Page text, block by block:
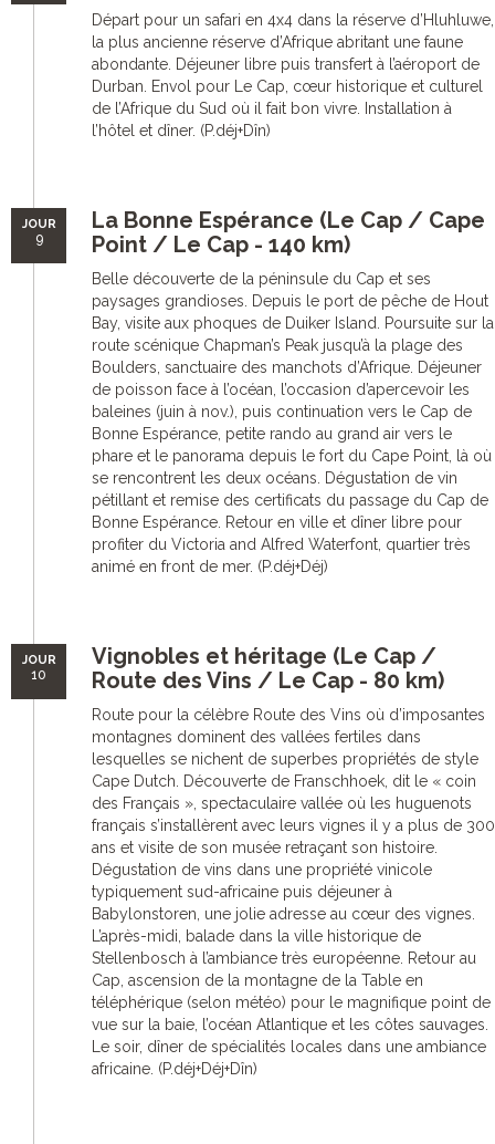
Départ pour un safari en 4x4 dans la réserve d’Hluhluwe,
la plus ancienne réserve d’Afrique abritant une faune
abondante. Déjeuner libre puis transfert à l’aéroport de
Durban. Envol pour Le Cap, cœur historique et culturel
de l’Afrique du Sud où il fait bon vivre. Installation à
l’hôtel et dîner. (P.déj+Dîn)
JOUR
9
La Bonne Espérance (Le Cap / Cape
Point / Le Cap - 140 km)
Belle découverte de la péninsule du Cap et ses
paysages grandioses. Depuis le port de pêche de Hout
Bay, visite aux phoques de Duiker Island. Poursuite sur la
route scénique Chapman’s Peak jusqu’à la plage des
Boulders, sanctuaire des manchots d’Afrique. Déjeuner
de poisson face à l’océan, l’occasion d’apercevoir les
baleines (juin à nov.), puis continuation vers le Cap de
Bonne Espérance, petite rando au grand air vers le
phare et le panorama depuis le fort du Cape Point, là où
se rencontrent les deux océans. Dégustation de vin
pétillant et remise des certificats du passage du Cap de
Bonne Espérance. Retour en ville et dîner libre pour
profiter du Victoria and Alfred Waterfont, quartier très
animé en front de mer. (P.déj+Déj)
JOUR
10
Vignobles et héritage (Le Cap /
Route des Vins / Le Cap - 80 km)
Route pour la célèbre Route des Vins où d’imposantes
montagnes dominent des vallées fertiles dans
lesquelles se nichent de superbes propriétés de style
Cape Dutch. Découverte de Franschhoek, dit le « coin
des Français », spectaculaire vallée où les huguenots
français s’installèrent avec leurs vignes il y a plus de 300
ans et visite de son musée retraçant son histoire.
Dégustation de vins dans une propriété vinicole
typiquement sud-africaine puis déjeuner à
Babylonstoren, une jolie adresse au cœur des vignes.
L’après-midi, balade dans la ville historique de
Stellenbosch à l’ambiance très européenne. Retour au
Cap, ascension de la montagne de la Table en
téléphérique (selon météo) pour le magnifique point de
vue sur la baie, l’océan Atlantique et les côtes sauvages.
Le soir, dîner de spécialités locales dans une ambiance
africaine. (P.déj+Déj+Dîn)